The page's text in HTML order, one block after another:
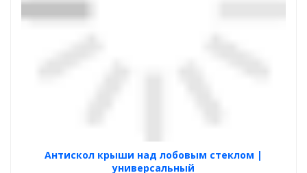
Антискол крыши над лобовым стеклом |
универсальный